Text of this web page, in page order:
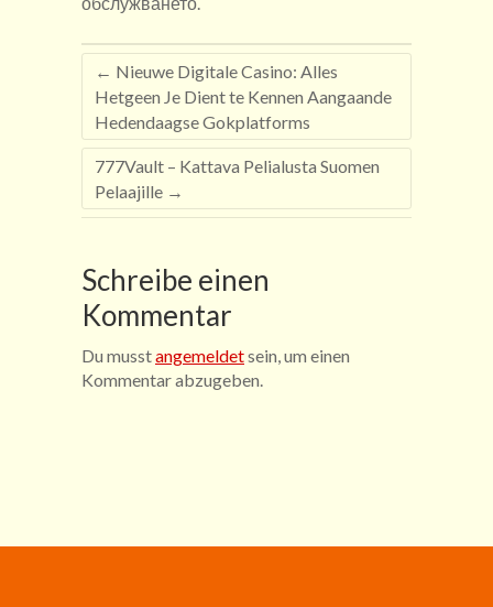
← Nieuwe Digitale Casino: Alles
Hetgeen Je Dient te Kennen Aangaande
Hedendaagse Gokplatforms
777Vault – Kattava Pelialusta Suomen
Pelaajille →
Schreibe einen
Kommentar
Du musstangemeldetsein, um einen
Kommentar abzugeben.